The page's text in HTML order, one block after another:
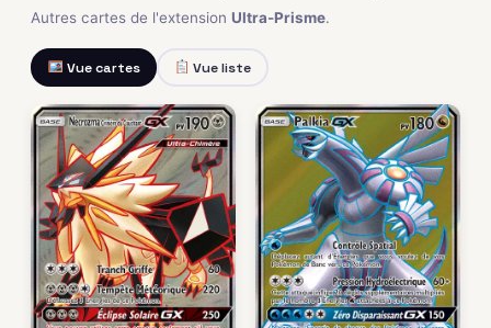
Autres cartes de l'extension Ultra-Prisme.
Vue cartes Vue liste